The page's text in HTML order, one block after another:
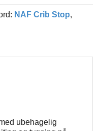
NAF Crib Stop,
ubehagelig